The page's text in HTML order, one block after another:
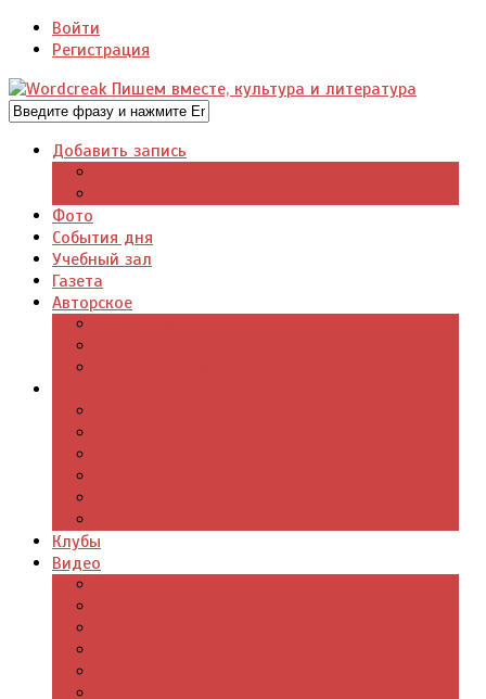
Войти
Регистрация
Добавить запись
Фото
События дня
Учебный зал
Газета
Авторское
Клубы
Видео